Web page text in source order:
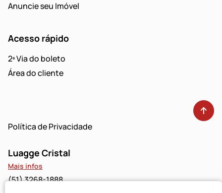
Anuncie seu Imóvel
Acesso rápido
2ª Via do boleto
Área do cliente
Política de Privacidade
Luagge Cristal
Mais infos
(51) 3268-1888